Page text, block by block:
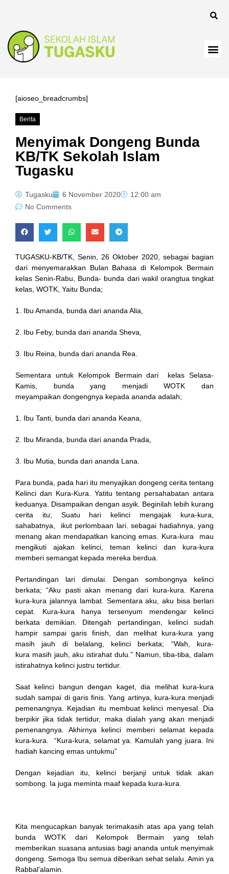
[aioseo_breadcrumbs]
Berita
Menyimak Dongeng Bunda
KB/TK Sekolah Islam
Tugasku
Tugasku 6 November 2020
12:00 am
No Comments
TUGASKU-KB/TK, Senin, 26 Oktober 2020, sebagai bagian
dari menyemarakkan Bulan Bahasa di Kelompok Bermain
kelas Senin-Rabu, Bunda- bunda dari wakil orangtua tingkat
kelas, WOTK, Yaitu Bunda;
1. Ibu Amanda, bunda dari ananda Alia,
2. Ibu Feby, bunda dari ananda Sheva,
3. Ibu Reina, bunda dari ananda Rea.
Sementara untuk Kelompok Bermain dari kelas Selasa-
Kamis, bunda yang menjadi WOTK dan
meyampaikan dongengnya kepada ananda adalah;
1. Ibu Tanti, bunda dari ananda Keana,
2. Ibu Miranda, bunda dari ananda Prada,
3. Ibu Mutia, bunda dari ananda Lana.
Para bunda, pada hari itu menyajikan dongeng cerita tentang
Kelinci dan Kura-Kura. Yatitu tentang persahabatan antara
keduanya. Disampaikan dengan asyik. Beginilah lebih kurang
cerita itu; Suatu hari kelinci mengajak kura-kura,
sahabatnya, ikut perlombaan lari. sebagai hadiahnya, yang
menang akan mendapatkan kancing emas. Kura-kura mau
mengikuti ajakan kelinci, teman kelinci dan kura-kura
memberi semangat kepada mereka berdua.
Pertandingan lari dimulai. Dengan sombongnya kelinci
berkata; “Aku pasti akan menang dari kura-kura. Karena
kura-kura jalannya lambat. Sementara aku, aku bisa berlari
cepat. Kura-kura hanya tersenyum mendengar kelinci
berkata demikian. Ditengah pertandingan, kelinci sudah
hampir sampai garis finish, dan melihat kura-kura yang
masih jauh di belalang, kelinci berkata; “Wah, kura-
kura masih jauh, aku istirahat dulu.” Namun, tiba-tiba, dalam
istirahatnya kelinci justru tertidur.
Saat kelinci bangun dengan kaget, dia melihat kura-kura
sudah sampai di garis finis. Yang artinya, kura-kura menjadi
pemenangnya. Kejadian itu membuat kelinci menyesal. Dia
berpikir jika tidak tertidur, maka dialah yang akan menjadi
pemenangnya. Akhirnya kelinci memberi selamat kepada
kura-kura. “Kura-kura, selamat ya. Kamulah yang juara. Ini
hadiah kancing emas untukmu”
Dengan kejadian itu, kelinci berjanji untuk tidak akan
sombong. Ia juga meminta maaf kepada kura-kura.
Kita mengucapkan banyak terimakasih atas apa yang telah
bunda WOTK dari Kelompok Bermain yang telah
memberikan suasana antusias bagi ananda untuk menyimak
dongeng. Semoga Ibu semua diberikan sehat selalu. Amin ya
Rabbal’alamin.